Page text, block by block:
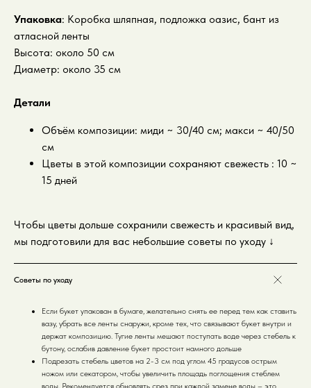
Упаковка: Коробка шляпная, подложка оазис, бант из
атласной ленты
Высота: около 50 см
Диаметр: около 35 см
Детали
Объём композиции: миди ~ 30/40 см; макси ~ 40/50
см
Цветы в этой композиции сохраняют свежесть : 10 ~
15 дней
Чтобы цветы дольше сохранили свежесть и красивый вид,
мы подготовили для вас небольшие советы по уходу ↓
Советы по уходу
Если букет упакован в бумаге, желательно снять ее перед тем как ставить
вазу, убрать все ленты снаружи, кроме тех, что связывают букет внутри и
держат композицию. Тугие ленты мешают поступать воде через стебель к
бутону, ослабив давление букет простоит намного дольше
Подрезать стебель цветов на 2-3 см под углом 45 градусов острым
ножом или секатором, чтобы увеличить площадь поглощения стеблем
воды. Рекомендуется обновлять срез при каждой замене воды – это